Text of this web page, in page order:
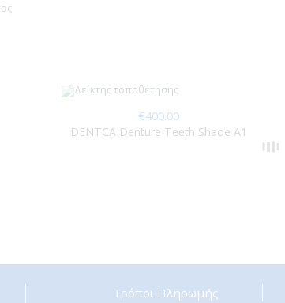
€400.00
DENTCA Denture Teeth Shade A1
Τρόποι Πληρωμής